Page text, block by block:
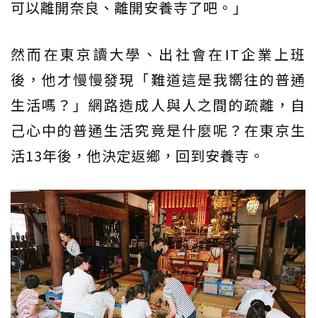
可以離開奈良、離開安養寺了吧。」
然而在東京讀大學、出社會在IT企業上班
後，他才慢慢發現「難道這是我嚮往的普通
生活嗎？」網路造成人與人之間的疏離，自
己心中的普通生活究竟是什麼呢？在東京生
活13年後，他決定返鄉，回到安養寺。